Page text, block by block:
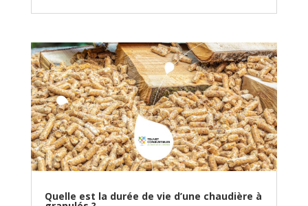
Quelle est la durée de vie d’une chaudière à